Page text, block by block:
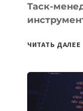
Таск-
ЧИТАТЬ ДАЛЕЕ